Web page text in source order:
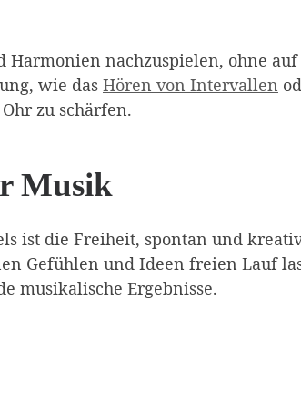
Harmonien nachzuspielen, ohne auf
wie das Hören von Intervallen
zu schärfen.
Musik
ist die Freiheit, spontan und
Gefühlen und Ideen freien Lauf
musikalische Ergebnisse.